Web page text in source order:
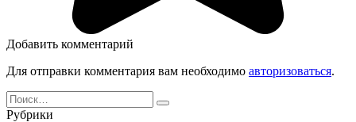
Добавить комментарий
Для отправки комментария вам необходимо авторизоваться.
Search
for:
Рубрики